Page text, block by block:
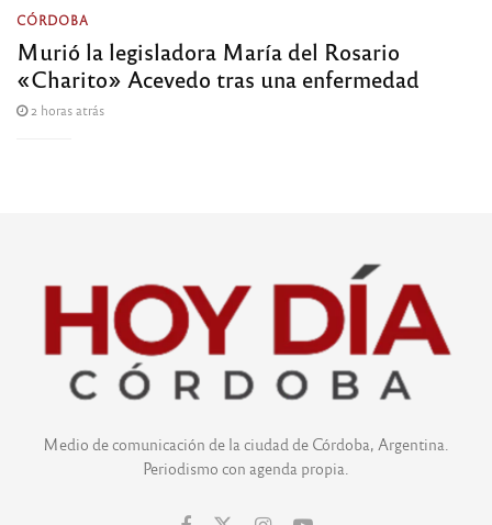
CÓRDOBA
Murió la legisladora María del Rosario
«Charito» Acevedo tras una enfermedad
2 horas atrás
Medio de comunicación de la ciudad de Córdoba, Argentina.
Periodismo con agenda propia.